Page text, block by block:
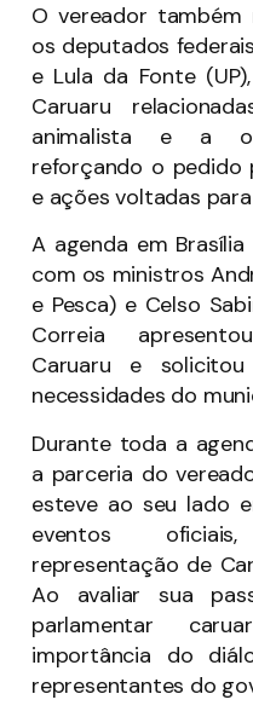
O vereador também
os deputados
e Lula da Fonte
Caruaru
animalista e a
reforçando o pedido
e ações voltadas
A agenda em
com os ministros
e Pesca) e Celso
Correia
Caruaru e
necessidades do
Durante toda a
a parceria do
esteve ao seu lado
eventos
representação de
Ao avaliar sua
parlamentar
importância do
representantes do